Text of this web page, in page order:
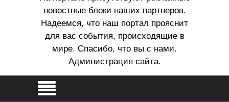
новостные блоки наших партнеров.
Надеемся, что наш портал прояснит
для вас события, происходящие в
мире. Спасибо, что вы с нами.
Администрация сайта.